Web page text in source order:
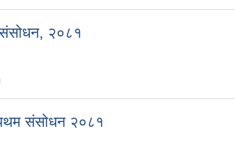
संसोधन, २०८१
संसोधन २०८१